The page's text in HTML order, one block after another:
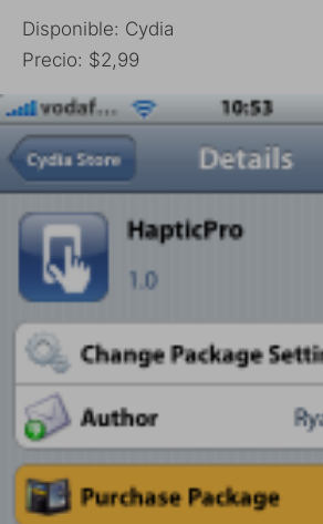
Disponible: Cydia
Precio: $2,99